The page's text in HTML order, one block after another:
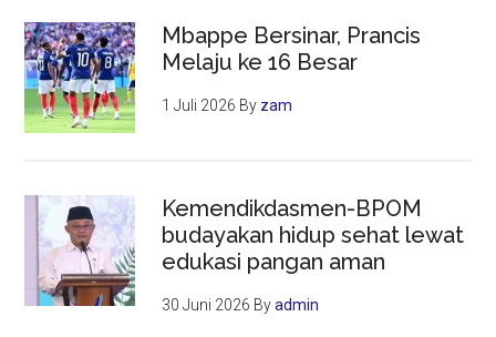
Mbappe Bersinar, Prancis
Melaju ke 16 Besar
1 Juli 2026 By zam
Kemendikdasmen-BPOM
budayakan hidup sehat lewat
edukasi pangan aman
30 Juni 2026 Byadmin